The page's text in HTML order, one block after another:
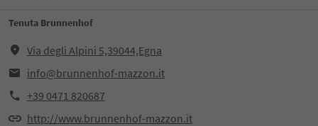
Tenuta Brunnenhof
Via degli Alpini 5,39044,Egna
info@brunnenhof-mazzon.it
+39 0471 820687
http://www.brunnenhof-mazzon.it